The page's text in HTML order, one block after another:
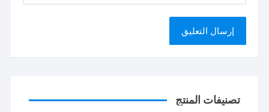
تصنيفات المنتج